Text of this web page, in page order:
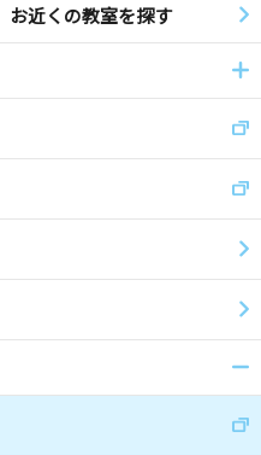
お近くの教室を探す